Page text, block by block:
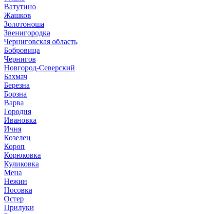
Ватутино
Жашков
Золотоноша
Звенигородка
Черниговская область
Бобровица
Чернигов
Новгород-Северский
Бахмач
Березна
Борзна
Варва
Городня
Ивановка
Ичня
Козелец
Короп
Корюковка
Куликовка
Мена
Нежин
Носовка
Остер
Прилуки